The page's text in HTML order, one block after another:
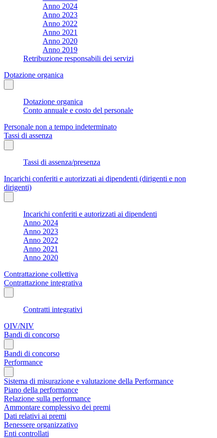
Anno 2024
Anno 2023
Anno 2022
Anno 2021
Anno 2020
Anno 2019
Retribuzione responsabili dei servizi
Dotazione organica
Dotazione organica
Conto annuale e costo del personale
Personale non a tempo indeterminato
Tassi di assenza
Tassi di assenza/presenza
Incarichi conferiti e autorizzati ai dipendenti (dirigenti e non
dirigenti)
Incarichi conferiti e autorizzati ai dipendenti
Anno 2024
Anno 2023
Anno 2022
Anno 2021
Anno 2020
Contrattazione collettiva
Contrattazione integrativa
Contratti integrativi
OIV/NIV
Bandi di concorso
Bandi di concorso
Performance
Sistema di misurazione e valutazione della Performance
Piano della performance
Relazione sulla performance
Ammontare complessivo dei premi
Dati relativi ai premi
Benessere organizzativo
Enti controllati